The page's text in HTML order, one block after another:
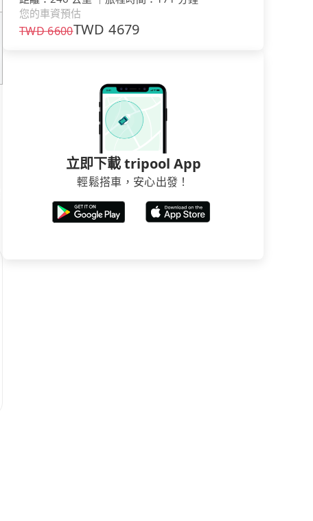
您的車資預估
TWD6600TWD4679
立即下載 tripool App
輕鬆搭車，安心出發！